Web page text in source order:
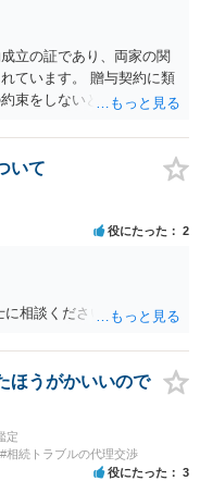
立の証であり、両家の関
ています。 贈与契約に類
束をしないと相手方は支
ください。 弁護士に対応
的な理由が強いと思いま
いて
役にたった 2
に相談ください。
ほうがかいいので
定
#相続トラブルの代理交渉
役にたった 3